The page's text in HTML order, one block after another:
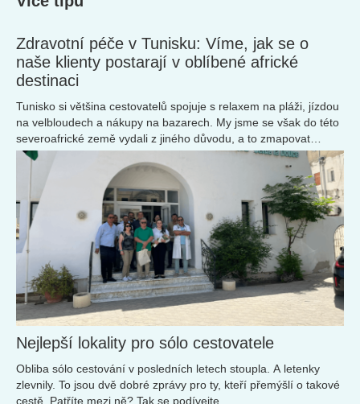
Zdravotní péče v Tunisku: Víme, jak se o
naše klienty postarají v oblíbené africké
destinaci
Tunisko si většina cestovatelů spojuje s relaxem na pláži, jízdou
na velbloudech a nákupy na bazarech. My jsme se však do této
severoafrické země vydali z jiného důvodu, a to zmapovat
úroveň zdravotní péče.
Nejlepší lokality pro sólo cestovatele
Obliba sólo cestování v posledních letech stoupla. A letenky
zlevnily. To jsou dvě dobré zprávy pro ty, kteří přemýšlí o takové
cestě. Patříte mezi ně? Tak se podívejte ...